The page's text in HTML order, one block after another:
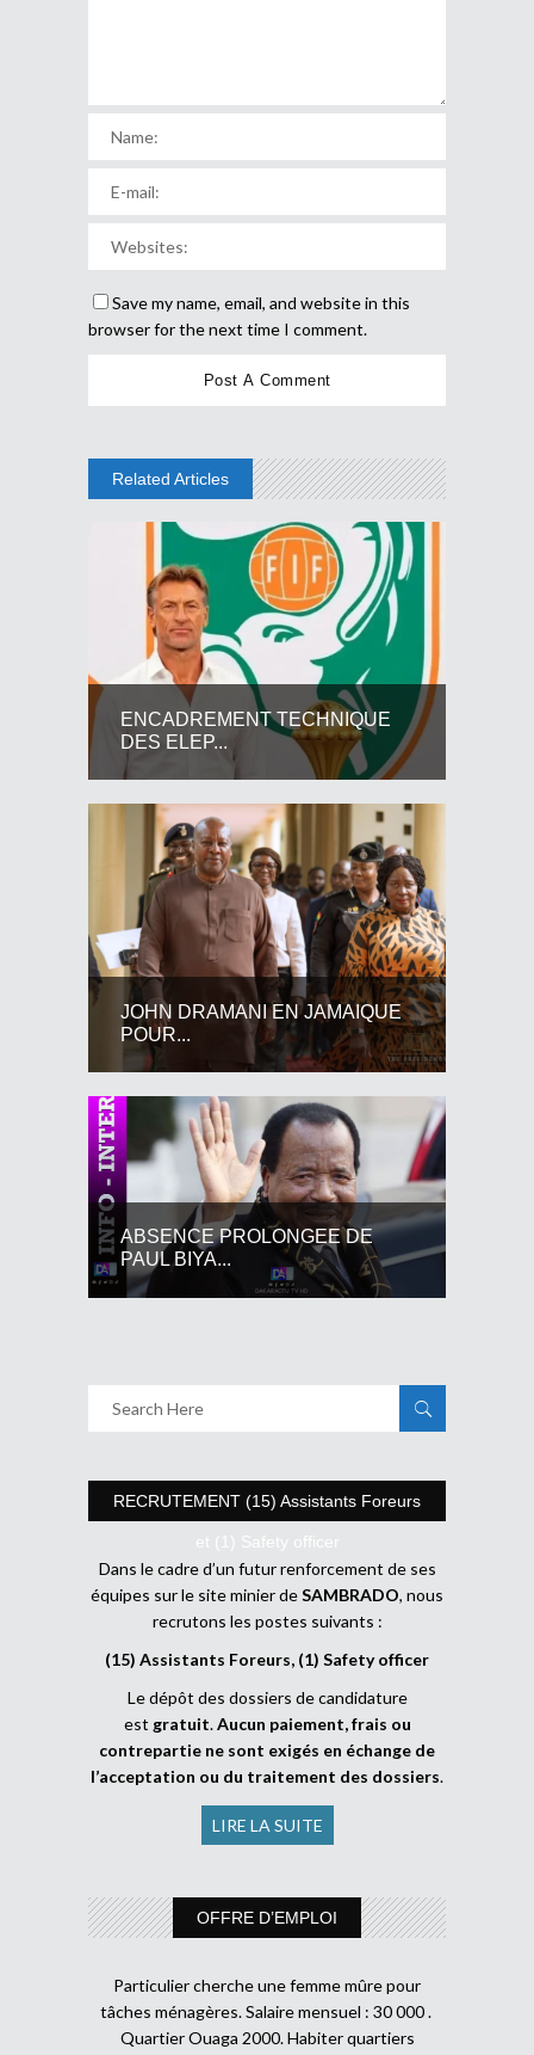
Save my name, email, and website in this
browser for the next time I comment.
Related Articles
ENCADREMENT TECHNIQUE
DES ELEP...
JOHN DRAMANI EN JAMAIQUE
POUR...
ABSENCE PROLONGEE DE
PAUL BIYA...
RECRUTEMENT (15) Assistants Foreurs
et (1) Safety officer
Dans le cadre d’un futur renforcement de ses
équipes sur le site minier deSAMBRADO, nous
recrutons les postes suivants :
(15) Assistants Foreurs, (1) Safety officer
Le dépôt des dossiers de candidature
est gratuit.Aucun paiement, frais ou
contrepartie ne sont exigés en échange de
l’acceptation ou du traitement des dossiers.
LIRE LA SUITE
OFFRE D’EMPLOI
Particulier cherche une femme mûre pour
tâches ménagères. Salaire mensuel : 30 000 .
Quartier Ouaga 2000. Habiter quartiers